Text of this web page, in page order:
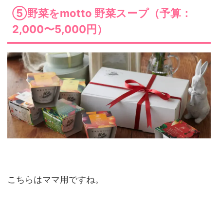
⑤野菜をmotto 野菜スープ（予算：
2,000〜5,000円）
こちらはママ用ですね。